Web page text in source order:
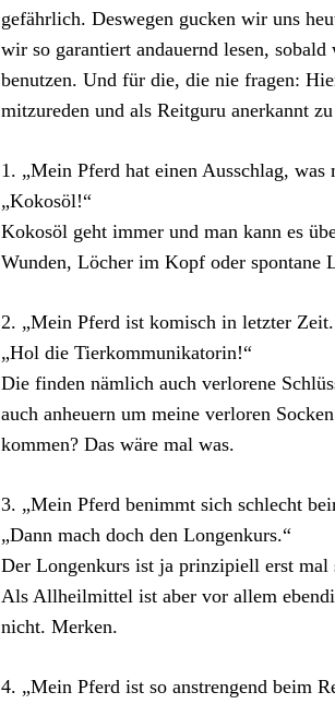
gefährlich. Deswegen gucken wir uns
wir so garantiert andauernd lesen,
benutzen. Und für die, die nie fragen:
mitzureden und als Reitguru anerkannt
1. „Mein Pferd hat einen Ausschlag, was
„Kokosöl!“
Kokosöl geht immer und man kann es
Wunden, Löcher im Kopf oder spontane
2. „Mein Pferd ist komisch in letzter
„Hol die Tierkommunikatorin!“
Die finden nämlich auch verlorene
auch anheuern um meine verloren
kommen? Das wäre mal was.
3. „Mein Pferd benimmt sich schlecht
„Dann mach doch den Longenkurs.“
Der Longenkurs ist ja prinzipiell erst
Als Allheilmittel ist aber vor allem
nicht. Merken.
4. „Mein Pferd ist so anstrengend beim